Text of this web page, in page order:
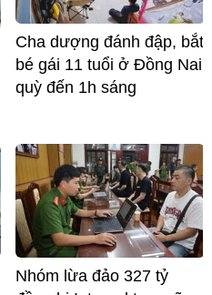
Cha dượng đánh đập, bắt
bé gái 11 tuổi ở Đồng Nai
quỳ đến 1h sáng
Nhóm lừa đảo 327 tỷ